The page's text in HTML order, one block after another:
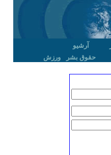
آرشیو
حقوق بشر ورزش